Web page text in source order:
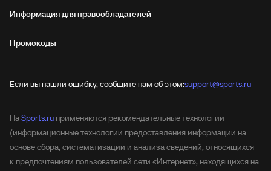
Информация для правообладателей
Промокоды
Если вы нашли ошибку, сообщите нам об этом:support@sports.ru
НаSports.ru применяются рекомендательные технологии
(информационные технологии предоставления информации на
основе сбора, систематизации и анализа сведений, относящихся
к предпочтениям пользователей сети «Интернет», находящихся на